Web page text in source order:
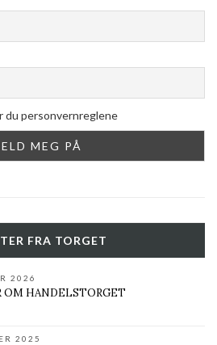
personvernreglene
FRA TORGET
2026
OM HANDELSTORGET
2025